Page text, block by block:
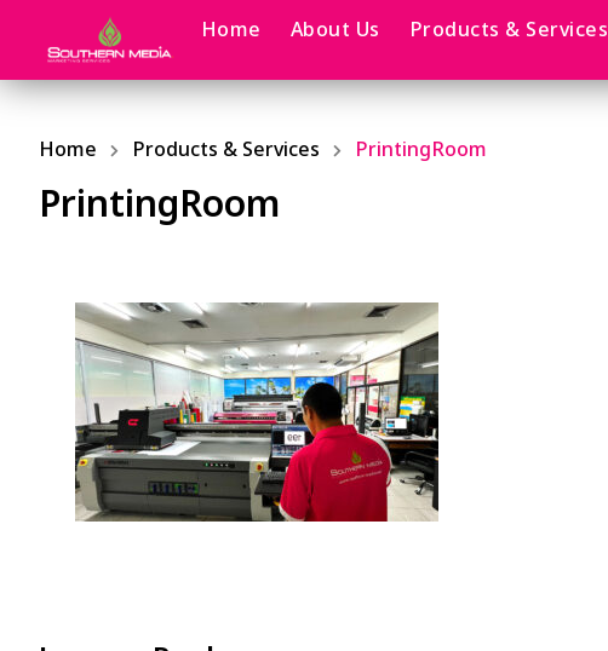
Home About Us Products & Services
Home Products & Services PrintingRoom
PrintingRoom